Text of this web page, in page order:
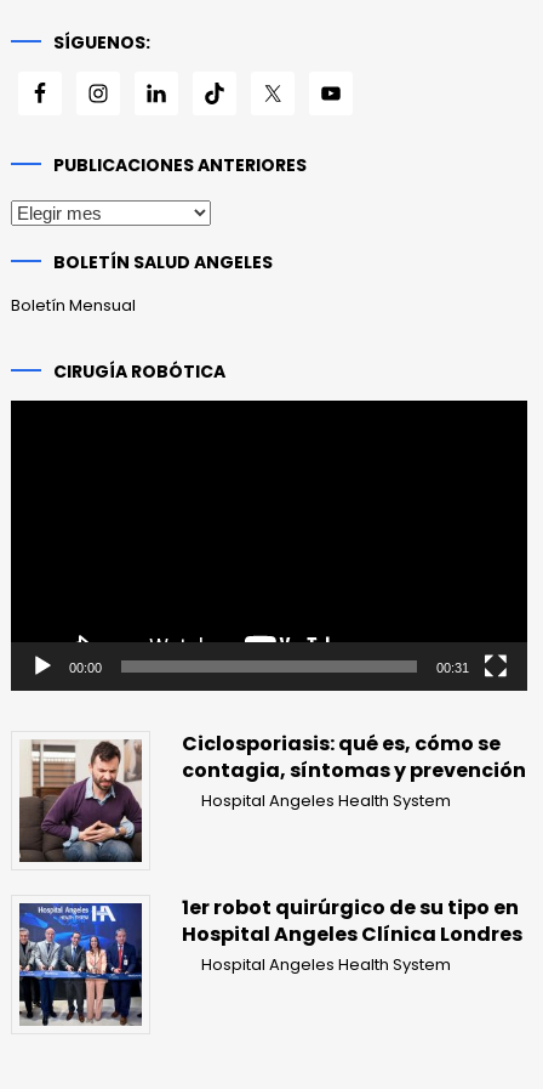
SÍGUENOS:
PUBLICACIONES ANTERIORES
Publicaciones
BOLETÍN SALUD ANGELES
Boletín Mensual
CIRUGÍA ROBÓTICA
00:00 00:31
Ciclosporiasis: qué es, cómo se
contagia, síntomas y prevención
Hospital Angeles Health System
1er robot quirúrgico de su tipo en
Hospital Angeles Clínica Londres
Hospital Angeles Health System